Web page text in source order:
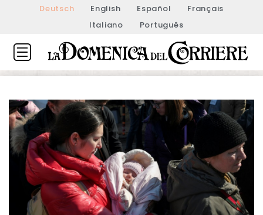
Deutsch English Español
Français
Italiano
Português